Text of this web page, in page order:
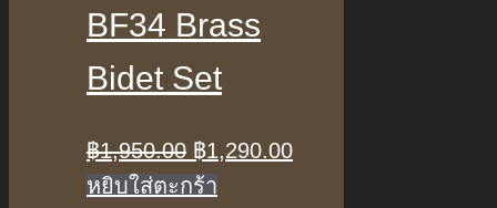
BF34 Brass
Bidet Set
฿1,950.00 Original
price
฿1,290.00Current
หยิบใส่ตะกร้า